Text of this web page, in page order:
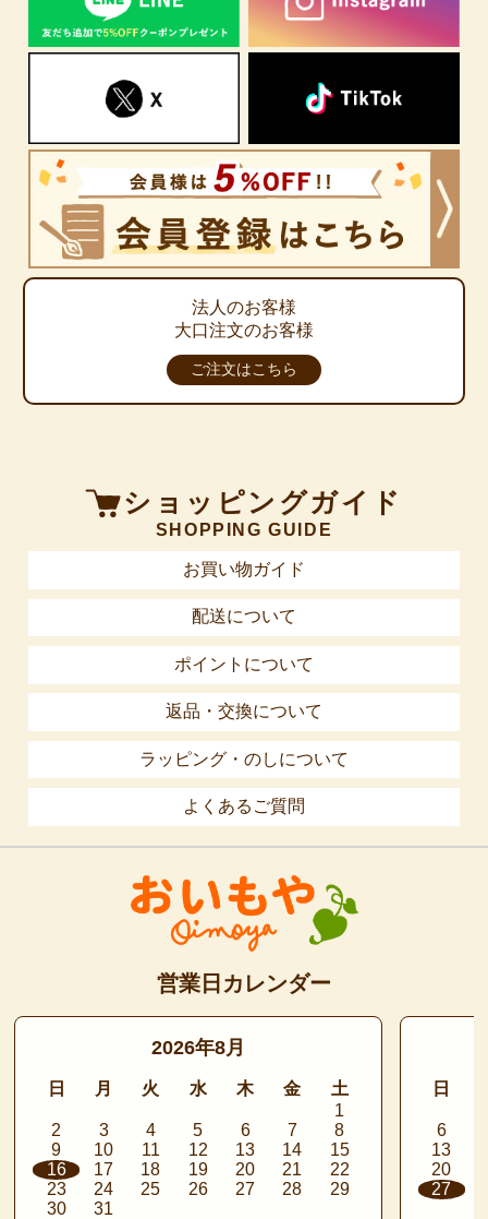
法人のお客様
大口注文のお客様
ご注文はこちら
ショッピングガイド
SHOPPING GUIDE
お買い物ガイド
配送について
ポイントについて
返品・交換について
ラッピング・のしについて
よくあるご質問
営業日カレンダー
2026年8月
日 月 火 水 木 金
土
1
2
3 4 5 6 7
8
9
10 11 12 13 14
15
16
17 18 19 20 21
22
23
24 25 26 27 28
29
30
31
日
6
13
20
27